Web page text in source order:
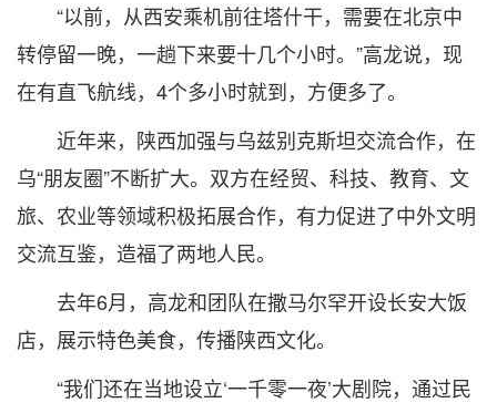
“以前，从西安乘机前往塔什干，需要在北京中
转停留一晚，一趟下来要十几个小时。”高龙说，现
在有直飞航线，4个多小时就到，方便多了。
近年来，陕西加强与乌兹别克斯坦交流合作，在
乌“朋友圈”不断扩大。双方在经贸、科技、教育、文
旅、农业等领域积极拓展合作，有力促进了中外文明
交流互鉴，造福了两地人民。
去年6月，高龙和团队在撒马尔罕开设长安大饭
店，展示特色美食，传播陕西文化。
“我们还在当地设立‘一千零一夜’大剧院，通过民